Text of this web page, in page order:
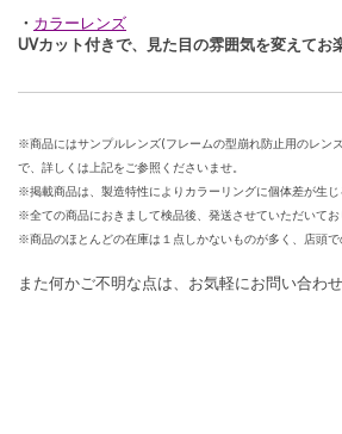
・ カラーレンズ
UVカット付きで、見た目の雰囲気を変えてお
※商品にはサンプルレンズ(フレームの型崩れ防止用のレン
で、詳しくは上記をご参照くださいませ。
※掲載商品は、製造特性によりカラーリングに個体差が生
※全ての商品におきまして検品後、発送させていただいて
※商品のほとんどの在庫は１点しかないものが多く、店頭
また何かご不明な点は、お気軽にお問い合わ